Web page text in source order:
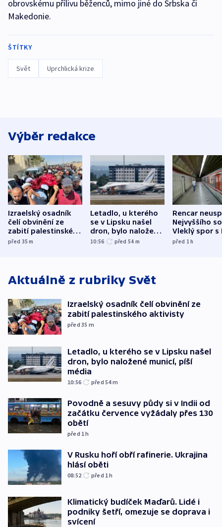
obrovskému přílivu běženců, mimo jiné do Srbska či
Makedonie.
ŠTÍTKY
Svět Uprchlická krize
Výběr redakce
Izraelský osadník
čelí obvinění ze
zabití palestinského
aktivisty
před 35m
Letadlo, u kterého
se v Lipsku našel
dron, bylo naložené
municí, píší média
10:56 před 54 m
Rencar
Nejvyššího
Vleklý spor s
reklamní
před 1h
Aktuálně z rubriky Svět
Izraelský osadník čelí obvinění ze
zabití palestinského aktivisty
před 35 m
Letadlo, u kterého se v Lipsku našel
dron, bylo naložené municí, píší
média
10:56 před 54m
Povodně a sesuvy půdy si v Indii od
začátku července vyžádaly přes 130
obětí
před 1h
V Rusku hoří obří rafinerie. Ukrajina
hlásí oběti
08:52 před 1h
Klimatický budíček Maďarů. Lidé i
podniky šetří, omezuje se doprava i
svícení